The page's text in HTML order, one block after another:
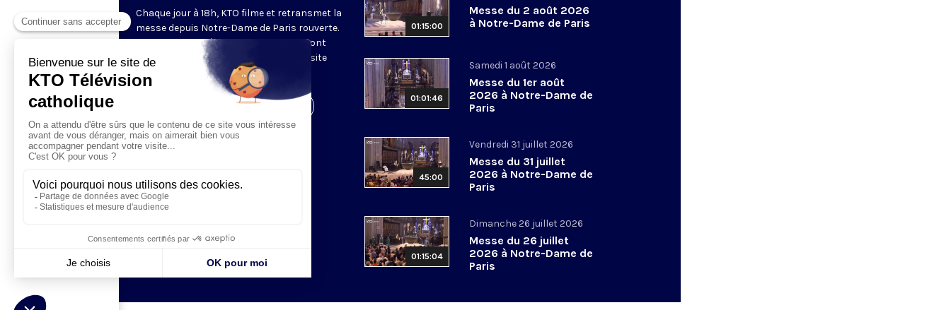
Chaque jour à 18h, KTO filme et retransmet la
messe depuis Notre-Dame de Paris rouverte.
Les textes des Vêpres et de la messe sont
presque toujours ceux qu’indiquent le site
Visiter la page de l'émission
01:15:00
Messe du 2 août 2026
à Notre-Dame de Paris
01:01:46
Samedi 1 août 2026
Messe du 1er août
2026 à Notre-Dame de
Paris
45:00
Vendredi 31 juillet 2026
Messe du 31 juillet
2026 à Notre-Dame de
Paris
01:15:04
Dimanche 26 juillet 2026
Messe du 26 juillet
2026 à Notre-Dame de
Paris